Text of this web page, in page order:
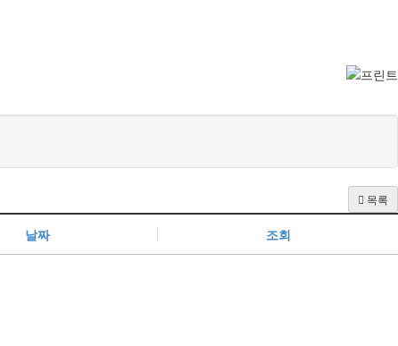
목록
날짜
조회